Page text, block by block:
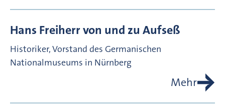
Hans Freiherr von und zu Aufseß
Historiker, Vorstand des Germanischen
Nationalmuseums in Nürnberg
Mehr